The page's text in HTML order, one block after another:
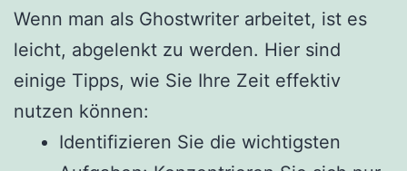
Wenn man als Ghostwriter arbeitet, ist es
leicht, abgelenkt zu werden. Hier sind
einige Tipps, wie Sie Ihre Zeit effektiv
nutzen können:
Identifizieren Sie die wichtigsten